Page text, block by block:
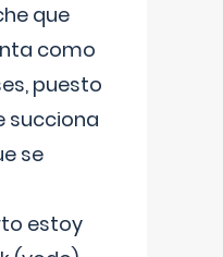
que
como
puesto
succiona
se
estoy